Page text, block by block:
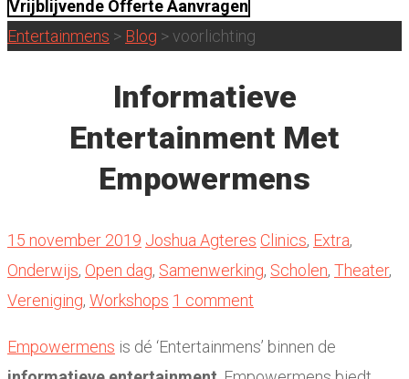
Vrijblijvende Offerte Aanvragen
Entertainmens > Blog > voorlichting
Informatieve
Entertainment Met
Empowermens
15 november 2019 Joshua Agteres Clinics, Extra,
Onderwijs, Open dag, Samenwerking, Scholen, Theater,
Vereniging, Workshops 1 comment
Empowermens is dé ‘Entertainmens’ binnen de